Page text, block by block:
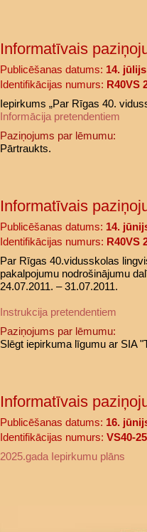
Informatīvais
Publicēšanas datums: 14.
Identifikācijas numurs: R40VS
Iepirkums „Par Rīgas 40.
Informācija pretendentiem
Paziņojums par lēmumu:
Pārtraukts.
Informatīvais
Publicēšanas datums: 14.
Identifikācijas numurs: R40VS
Par Rīgas 40.vidusskolas
pakalpojumu nodrošinājumu
24.07.2011. – 31.07.2011.
Instrukcija pretendentiem
Paziņojums par lēmumu:
Slēgt iepirkuma līgumu ar SIA
Informatīvais
Publicēšanas datums: 16.
Identifikācijas numurs: VS40-
2025.gada Iepirkumu plāns